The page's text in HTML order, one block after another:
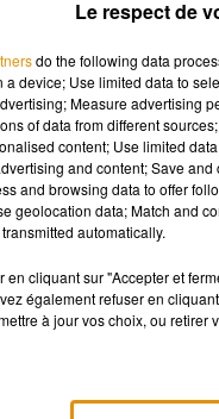
fermer toute
covid-19 ont été
d’un
les Maritimes et le
cinq parmi le groupe
Le respect de
do the following data
a device; Use limited data to
Measure advertising
of data from different
content; Use limited
and content; Save
and browsing data to offer
geolocation data; Match and
automatically.
en cliquant sur "Accepter et
également refuser en
à jour vos choix, ou